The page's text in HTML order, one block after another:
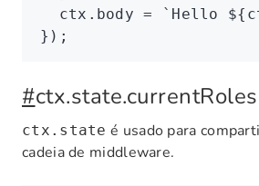
  ctx
.body = `Hello ${
});
#ctx.state.currentRoles
ctx.state é usado para
cadeia de middleware.